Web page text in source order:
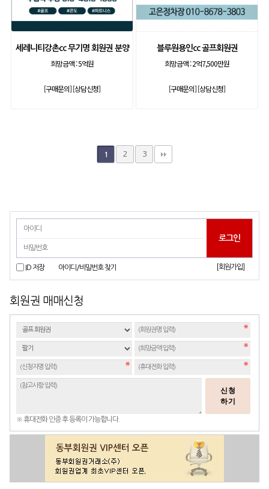
세레니티강촌cc 무기명 회원권 분양
희망금액 :5억원
[구매문의][상담신청]
블루원용인cc 골프회원권
희망금액 :2억7,500만원
[구매문의][상담신청]
1 2 3
ID 저장 아이디/비밀번호 찾기 [회원가입]
회원권 매매신청
신청
하기
※ 휴대전화 인증 후 등록이 가능합니다.